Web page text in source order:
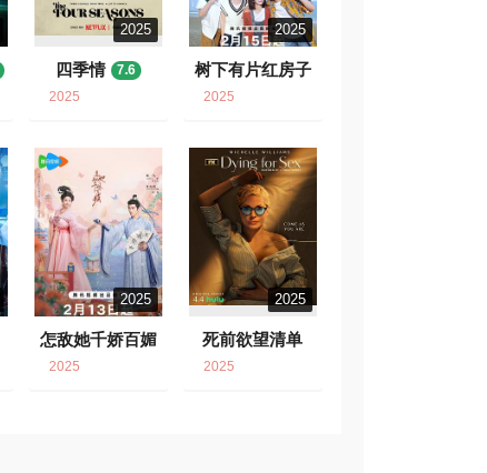
2025
四季情
7.6
2025
2025
树下有片红房子
2025
2025
怎敌她千娇百媚
2025
2025
死前欲望清单
2025